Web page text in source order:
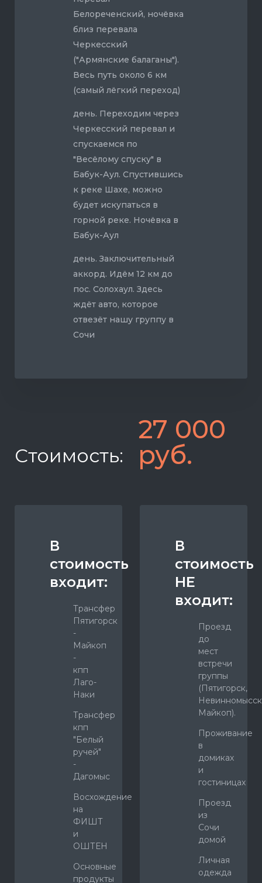
Белореченский, ночёвка
близ перевала
Черкесский
("Армянские балаганы").
Весь путь около 6 км
(самый лёгкий переход)
день. Переходим через
Черкесский перевал и
спускаемся по
"Весёлому спуску" в
Бабук-Аул. Спустившись
к реке Шахе, можно
будет искупаться в
горной реке. Ночёвка в
Бабук-Аул
день. Заключительный
аккорд. Идём 12 км до
пос. Солохаул. Здесь
ждёт авто, которое
отвезёт нашу группу в
Сочи
Стоимость:
27 000
руб.
В
стоимость
входит:
Трансфер
Пятигорск
-
Майкоп
-
кпп
Лаго-
Наки
Трансфер
кпп
"Белый
ручей"
-
Дагомыс
Восхождение
на
ФИШТ
и
ОШТЕН
Основные
продукты
В
стоимость
НЕ
входит:
Проезд
до
мест
встречи
группы
(Пятигорск,
Майкоп).
Проживание
в
домиках
и
гостиницах
Проезд
из
Сочи
домой
Личная
одежда